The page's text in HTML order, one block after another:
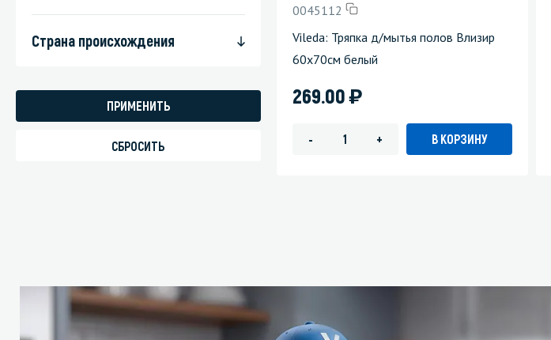
Страна происхождения
0045112
Vileda: Тряпка д/мытья полов Влизир
60х70см белый
269.00)
- + В КОРЗИНУ